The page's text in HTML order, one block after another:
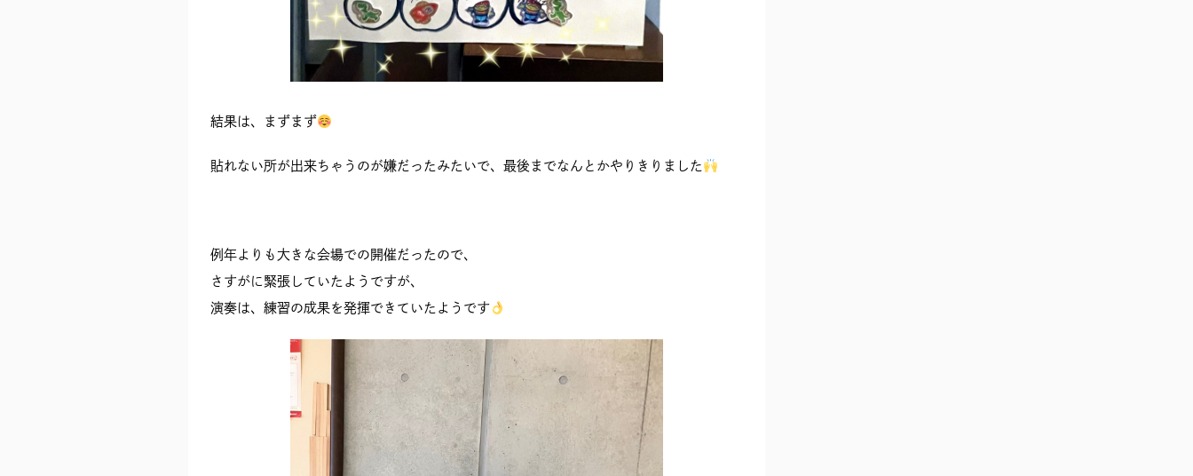
結果は、まずまず
貼れない所が出来ちゃうのが嫌だったみたいで、最後までなんとかやりきりました
例年よりも大きな会場での開催だったので、
さすがに緊張していたようですが、
演奏は、練習の成果を発揮できていたようです